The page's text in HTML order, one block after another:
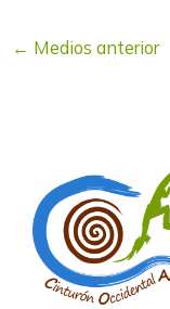
← Medios anterior